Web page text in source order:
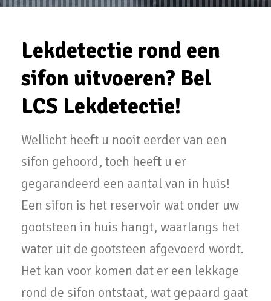
Lekdetectie rond een
sifon uitvoeren? Bel
LCS Lekdetectie!
Wellicht heeft u nooit eerder van een
sifon gehoord, toch heeft u er
gegarandeerd een aantal van in huis!
Een sifon is het reservoir wat onder uw
gootsteen in huis hangt, waarlangs het
water uit de gootsteen afgevoerd wordt.
Het kan voor komen dat er een lekkage
rond de sifon ontstaat, wat gepaard gaat